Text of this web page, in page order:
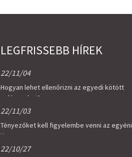
LEGFRISSEBB HÍREK
22/11/04
Hogyan lehet ellenőrizni az egyedi kötött
pulóvereket?
22/11/03
Tényezőket kell figyelembe venni az egyéni
K...
22/10/27